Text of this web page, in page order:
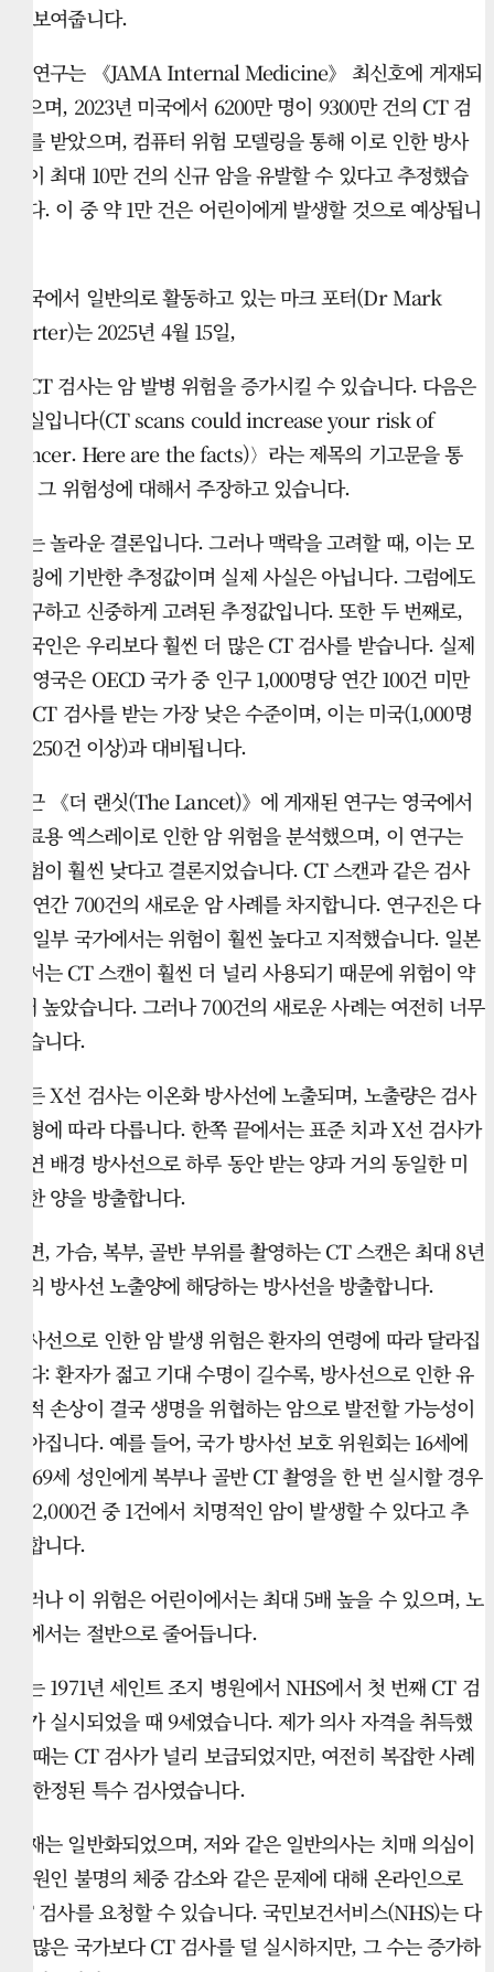
을 보여줍니다.
이 연구는 《JAMA Internal Medicine》 최신호에 게재되
었으며, 2023년 미국에서 6200만 명이 9300만 건의 CT 검
사를 받았으며, 컴퓨터 위험 모델링을 통해 이로 인한 방사
선이 최대 10만 건의 신규 암을 유발할 수 있다고 추정했습
니다. 이 중 약 1만 건은 어린이에게 발생할 것으로 예상됩니
영국에서 일반의로 활동하고 있는 마크 포터(Dr Mark
Porter)는 2025년 4월 15일,
〈CT 검사는 암 발병 위험을 증가시킬 수 있습니다. 다음은
사실입니다(CT scans could increase your risk of
cancer. Here are the facts)〉라는 제목의 기고문을 통
해, 그 위험성에 대해서 주장하고 있습니다.
이는 놀라운 결론입니다. 그러나 맥락을 고려할 때, 이는 모
델링에 기반한 추정값이며 실제 사실은 아닙니다. 그럼에도
불구하고 신중하게 고려된 추정값입니다. 또한 두 번째로,
미국인은 우리보다 훨씬 더 많은 CT 검사를 받습니다. 실제
로 영국은 OECD 국가 중 인구 1,000명당 연간 100건 미만
의 CT 검사를 받는 가장 낮은 수준이며, 이는 미국(1,000명
당 250건 이상)과 대비됩니다.
최근 《더 랜싯(The Lancet)》에 게재된 연구는 영국에서
의료용 엑스레이로 인한 암 위험을 분석했으며, 이 연구는
위험이 훨씬 낮다고 결론지었습니다. CT 스캔과 같은 검사
는 연간 700건의 새로운 암 사례를 차지합니다. 연구진은 다
른 일부 국가에서는 위험이 훨씬 높다고 지적했습니다. 일본
에서는 CT 스캔이 훨씬 더 널리 사용되기 때문에 위험이 약
5배 높았습니다. 그러나 700건의 새로운 사례는 여전히 너무
많습니다.
모든 X선 검사는 이온화 방사선에 노출되며, 노출량은 검사
유형에 따라 다릅니다. 한쪽 끝에서는 표준 치과 X선 검사가
자연 배경 방사선으로 하루 동안 받는 양과 거의 동일한 미
미한 양을 방출합니다.
반면, 가슴, 복부, 골반 부위를 촬영하는 CT 스캔은 최대 8년
분의 방사선 노출양에 해당하는 방사선을 방출합니다.
방사선으로 인한 암 발생 위험은 환자의 연령에 따라 달라집
니다: 환자가 젊고 기대 수명이 길수록, 방사선으로 인한 유
전적 손상이 결국 생명을 위협하는 암으로 발전할 가능성이
높아집니다. 예를 들어, 국가 방사선 보호 위원회는 16세에
서 69세 성인에게 복부나 골반 CT 촬영을 한 번 실시할 경우
약 2,000건 중 1건에서 치명적인 암이 발생할 수 있다고 추
정합니다.
그러나 이 위험은 어린이에서는 최대 5배 높을 수 있으며, 노
인에서는 절반으로 줄어듭니다.
저는 1971년 세인트 조지 병원에서 NHS에서 첫 번째 CT 검
사가 실시되었을 때 9세였습니다. 제가 의사 자격을 취득했
을 때는 CT 검사가 널리 보급되었지만, 여전히 복잡한 사례
에 한정된 특수 검사였습니다.
현재는 일반화되었으며, 저와 같은 일반의사는 치매 의심이
나 원인 불명의 체중 감소와 같은 문제에 대해 온라인으로
CT 검사를 요청할 수 있습니다. 국민보건서비스(NHS)는 다
른 많은 국가보다 CT 검사를 덜 실시하지만, 그 수는 증가하